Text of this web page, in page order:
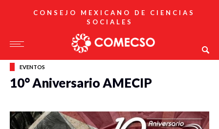
CONSEJO MEXICANO DE CIENCIAS
SOCIALES
EVENTOS
10° Aniversario AMECIP